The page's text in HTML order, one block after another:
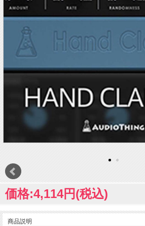
価格:4,114円(税込)
商品説明